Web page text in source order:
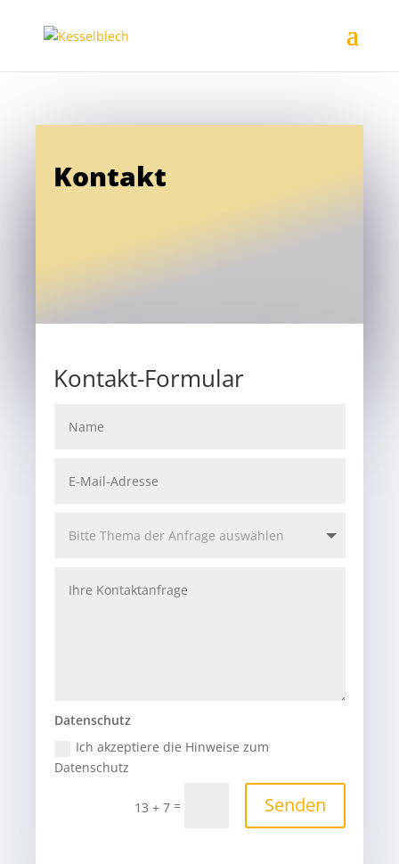
Kontakt
Kontakt-Formular
Datenschutz
Ich akzeptiere die Hinweise zum
Datenschutz
13 + 7= Senden